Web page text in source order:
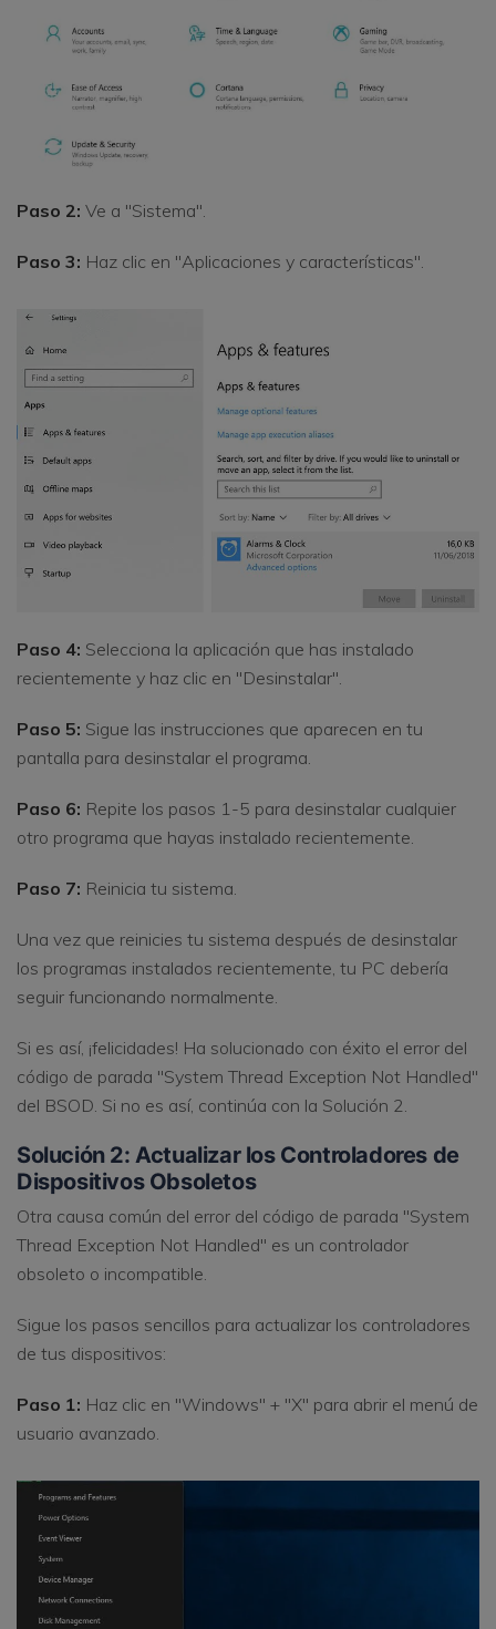
Paso 2: Ve a "Sistema".
Paso 3: Haz clic en "Aplicaciones y características".
Paso 4: Selecciona la aplicación que has instalado
recientemente y haz clic en "Desinstalar".
Paso 5: Sigue las instrucciones que aparecen en tu
pantalla para desinstalar el programa.
Paso 6: Repite los pasos 1-5 para desinstalar cualquier
otro programa que hayas instalado recientemente.
Paso 7: Reinicia tu sistema.
Una vez que reinicies tu sistema después de desinstalar
los programas instalados recientemente, tu PC debería
seguir funcionando normalmente.
Si es así, ¡felicidades! Ha solucionado con éxito el error del
código de parada "System Thread Exception Not Handled"
del BSOD. Si no es así, continúa con la Solución 2.
Solución 2: Actualizar los Controladores de
Dispositivos Obsoletos
Otra causa común del error del código de parada "System
Thread Exception Not Handled" es un controlador
obsoleto o incompatible.
Sigue los pasos sencillos para actualizar los controladores
de tus dispositivos:
Paso 1: Haz clic en "Windows" + "X" para abrir el menú de
usuario avanzado.